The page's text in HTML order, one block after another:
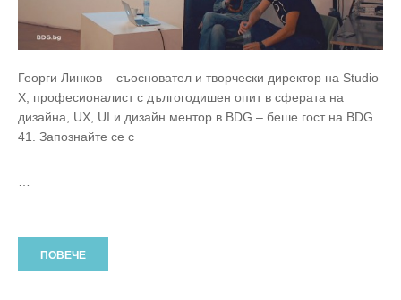
Георги Линков – съосновател и творчески директор на Studio
X, професионалист с дългогодишен опит в сферата на
дизайна, UX, UI и дизайн ментор в BDG – беше гост на BDG
41. Запознайте се с
ПОВЕЧЕ